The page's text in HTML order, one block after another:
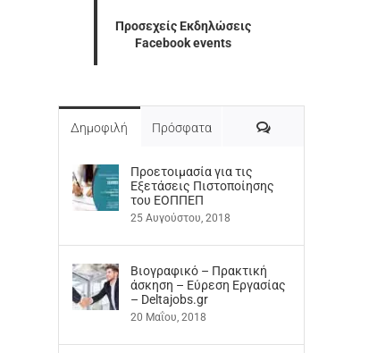
Προσεχείς Εκδηλώσεις
Facebook events
Δημοφιλή Πρόσφατα Σχόλια
Προετοιμασία για τις
Εξετάσεις Πιστοποίησης
του ΕΟΠΠΕΠ
25 Αυγούστου, 2018
Βιογραφικό – Πρακτική
άσκηση – Εύρεση Εργασίας
– Deltajobs.gr
20 Μαΐου, 2018